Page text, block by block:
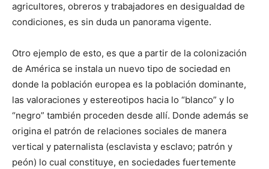
agricultores, obreros y trabajadores en desigualdad de
condiciones, es sin duda un panorama vigente.
Otro ejemplo de esto, es que a partir de la colonización
de América se instala un nuevo tipo de sociedad en
donde la población europea es la población dominante,
las valoraciones y estereotipos hacia lo “blanco” y lo
“negro” también proceden desde allí. Donde además se
origina el patrón de relaciones sociales de manera
vertical y paternalista (esclavista y esclavo; patrón y
peón) lo cual constituye, en sociedades fuertemente